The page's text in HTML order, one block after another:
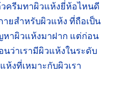
ครีมทาผิวแห้งยี่ห้อไหนดี
ายสำหรับผิวแห้ง ที่ถือเป็น
หาผิวแห้งมาฝาก แต่ก่อน
นว่าเรามีผิวแห้งในระดับ
ห้งที่เหมาะกับผิวเรา